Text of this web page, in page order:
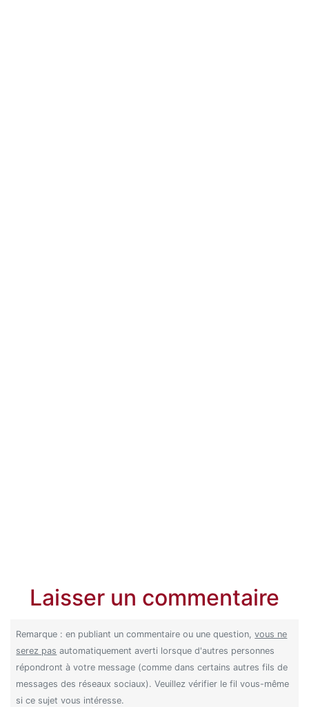
Laisser un commentaire
Remarque : en publiant un commentaire ou une question,vous ne
serez pas automatiquement averti lorsque d'autres personnes
répondront à votre message (comme dans certains autres fils de
messages des réseaux sociaux). Veuillez vérifier le fil vous-même
si ce sujet vous intéresse.